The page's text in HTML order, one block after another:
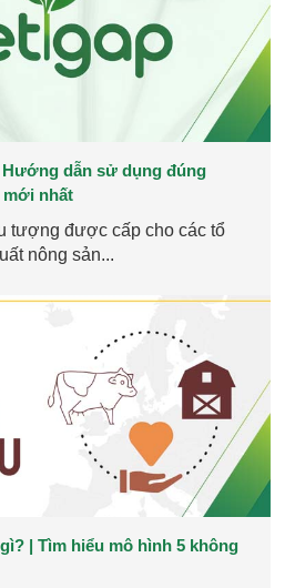
dẫn sử dụng đúng
mới nhất
tượng được cấp cho các tổ
nông sản...
| Tìm hiểu mô hình 5 không